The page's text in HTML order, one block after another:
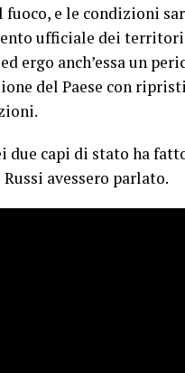
fuoco, e le condizioni
ufficiale dei
ergo anch’essa un
del Paese con
due capi di stato ha
avessero parlato.